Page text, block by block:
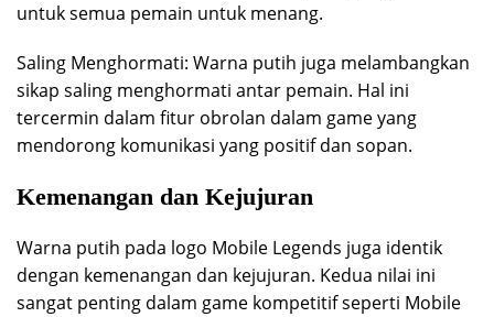
untuk semua pemain untuk menang.
Saling Menghormati: Warna putih juga melambangkan
sikap saling menghormati antar pemain. Hal ini
tercermin dalam fitur obrolan dalam game yang
mendorong komunikasi yang positif dan sopan.
Kemenangan dan Kejujuran
Warna putih pada logo Mobile Legends juga identik
dengan kemenangan dan kejujuran. Kedua nilai ini
sangat penting dalam game kompetitif seperti Mobile